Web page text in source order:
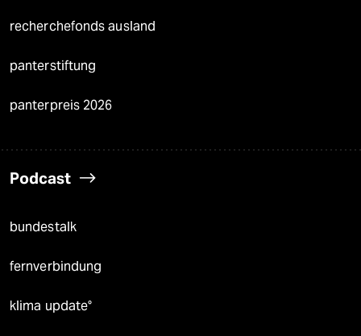
recherchefonds ausland
panterstiftung
panterpreis 2026
Podcast
bundestalk
fernverbindung
klima update°